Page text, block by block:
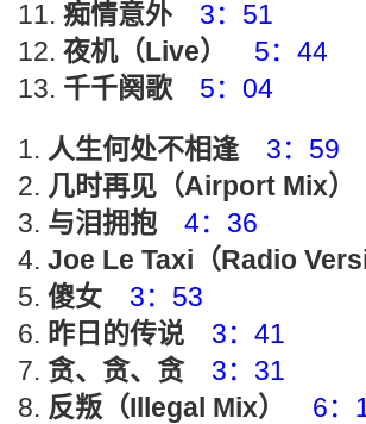
痴情意外
3：51
夜机（Live）
5：44
千千阕歌
5：04
人生何处不相逢
3：59
几时再见（Airport Mix）
与泪拥抱
4：36
Joe Le Taxi（Radio
傻女
3：53
昨日的传说
3：41
贪、贪、贪
3：31
反叛（Illegal Mix）
6：